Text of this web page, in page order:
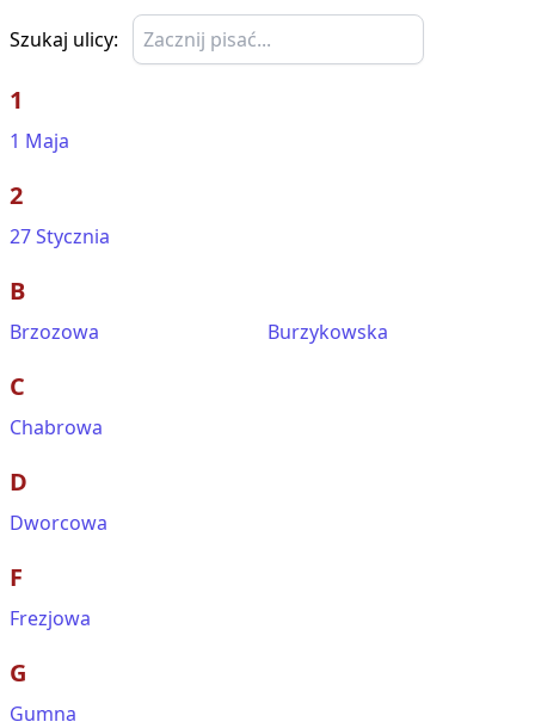
Szukaj ulicy:
1
1 Maja
2
27 Stycznia
B
Brzozowa Burzykowska
C
Chabrowa
D
Dworcowa
F
Frezjowa
G
Gumna